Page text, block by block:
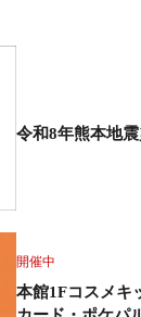
令和8年熊本地
開催中
本館1Fコスメキ